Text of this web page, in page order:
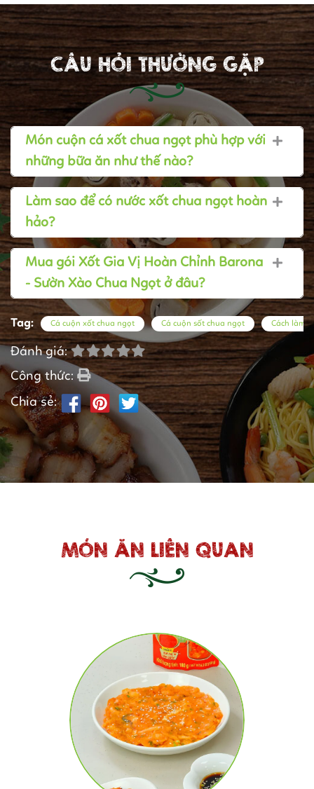
CÂU HỎI THƯỜNG GẶP
Món cuộn cá xốt chua ngọt phù hợp với
những bữa ăn như thế nào?
Làm sao để có nước xốt chua ngọt hoàn
hảo?
Mua gói Xốt Gia Vị Hoàn Chỉnh Barona
- Sườn Xào Chua Ngọt ở đâu?
Tag: Cá cuộn xốt chua ngọt Cá cuộn sốt chua ngọt Cách làm
Đánh giá:
Công thức:
Chia sẻ:
MÓN ĂN LIÊN QUAN